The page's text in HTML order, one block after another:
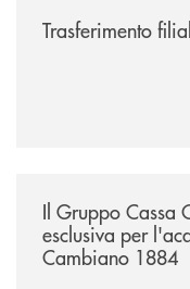
Trasferimento
Il Gruppo Cassa
esclusiva per
Cambiano 1884